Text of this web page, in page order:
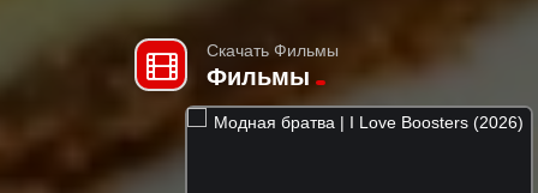
Скачать Фильмы
Фильмы